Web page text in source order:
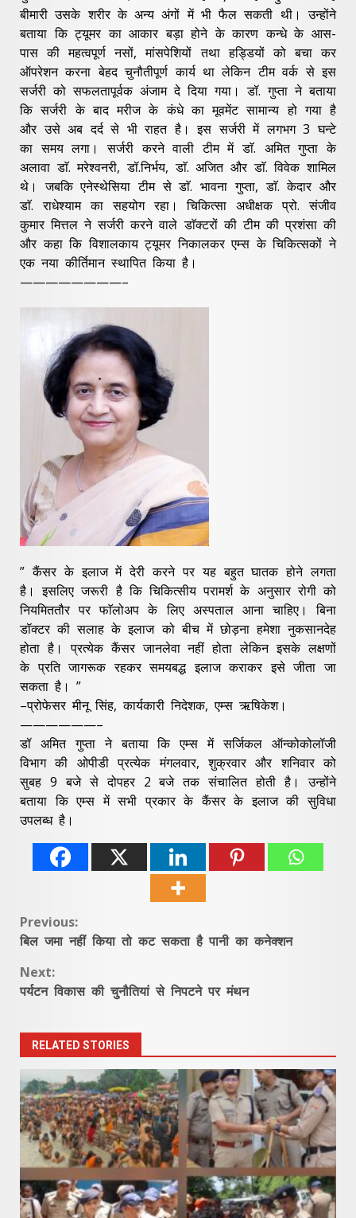
बीमारी उसके शरीर के अन्य अंगों में भी फैल सकती थी। उन्होंने
बताया कि ट्यूमर का आकार बड़ा होने के कारण कन्धे के आस-
पास की महत्वपूर्ण नसों, मांसपेशियों तथा हड्डियों को बचा कर
ऑपरेशन करना बेहद चुनौतीपूर्ण कार्य था लेकिन टीम वर्क से इस
सर्जरी को सफलतापूर्वक अंजाम दे दिया गया। डॉ. गुप्ता ने बताया
कि सर्जरी के बाद मरीज के कंधे का मूवमेंट सामान्य हो गया है
और उसे अब दर्द से भी राहत है। इस सर्जरी में लगभग 3 घन्टे
का समय लगा। सर्जरी करने वाली टीम में डाॅ. अमित गुप्ता के
अलावा डाॅ. मरेश्वनरी, डॉ.निर्भय, डाॅ. अजित और डाॅ. विवेक शामिल
थे। जबकि एनेस्थेसिया टीम से डाॅ. भावना गुप्ता, डाॅ. केदार और
डाॅ. राधेश्याम का सहयोग रहा। चिकित्सा अधीक्षक प्रो. संजीव
कुमार मित्तल ने सर्जरी करने वाले डाॅक्टरों की टीम की प्रशंसा की
और कहा कि विशालकाय ट्यूमर निकालकर एम्स के चिकित्सकों ने
एक नया कीर्तिमान स्थापित किया है।
————————–
” कैंसर के इलाज में देरी करने पर यह बहुत घातक होने लगता
है। इसलिए जरूरी है कि चिकित्सीय परामर्श के अनुसार रोगी को
नियमिततौर पर फाॅलोअप के लिए अस्पताल आना चाहिए। बिना
डॉक्टर की सलाह के इलाज को बीच में छोड़ना हमेशा नुकसानदेह
होता है। प्रत्येक कैंसर जानलेवा नहीं होता लेकिन इसके लक्षणों
के प्रति जागरूक रहकर समयबद्ध इलाज कराकर इसे जीता जा
सकता है। ”
–प्रोफेसर मीनू सिंह, कार्यकारी निदेशक, एम्स ऋषिकेश।
——————–
डॉ अमित गुप्ता ने बताया कि एम्स में सर्जिकल ऑन्कोकोलॉजी
विभाग की ओपीडी प्रत्येक मंगलवार, शुक्रवार और शनिवार को
सुबह 9 बजे से दोपहर 2 बजे तक संचालित होती है। उन्होंने
बताया कि एम्स में सभी प्रकार के कैंसर के इलाज की सुविधा
उपलब्ध है।
Continue
Previous:
बिल जमा नहीं किया तो कट सकता है पानी का कनेक्शन
Next:
पर्यटन विकास की चुनौतियां से निपटने पर मंथन
RELATED STORIES